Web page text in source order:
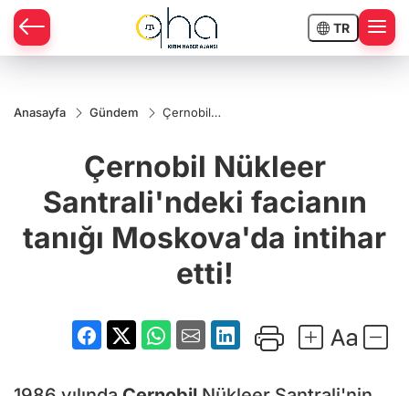
TR
Anasayfa Gündem
Çernobil
facianın
tanığı
intihar etti!
Çernobil Nükleer
Santrali'ndeki facianın
tanığı Moskova'da intihar
etti!